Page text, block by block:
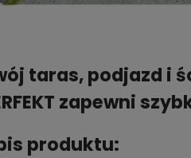
taras, podjazd i
zapewni
produktu: